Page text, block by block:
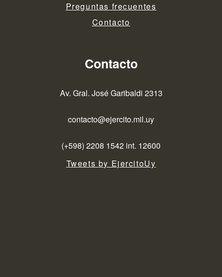
Preguntas frecuentes
Contacto
Contacto
Av. Gral. José Garibaldi 2313
contacto@ejercito.mil.uy
(+598) 2208 1542 int. 12600
Tweets by EjercitoUy